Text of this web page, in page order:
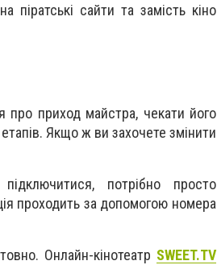
піратські сайти та замість кіно
про приход майстра, чекати його
Якщо ж ви захочете змінити
потрібно просто
проходить за допомогою номера
Онлайн-кінотеатр SWEET.TV